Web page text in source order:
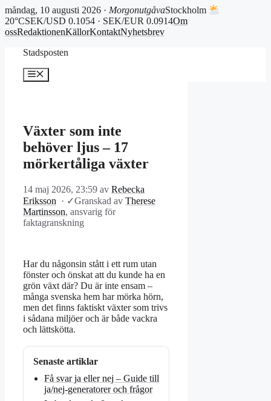
måndag, 10 augusti 2026 · MorgonutgåvaStockholm
20°CSEK/USD 0.1054 · SEK/EUR 0.0914Om
ossRedaktionenKällorKontaktNyhetsbrev
Stadsposten
Meny
Växter som inte
behöver ljus – 17
mörkertåliga växter
14 maj 2026, 23:59 av Rebecka
Eriksson
· ✓Granskad av Therese
Martinsson, ansvarig för
faktagranskning
Har du någonsin stått i ett rum utan
fönster och önskat att du kunde ha en
grön växt där? Du är inte ensam –
många svenska hem har mörka hörn,
men det finns faktiskt växter som trivs
i sådana miljöer och är både vackra
och lättskötta.
Senaste artiklar
Få svar ja eller nej – Guide till
ja/nej-generatorer och frågor